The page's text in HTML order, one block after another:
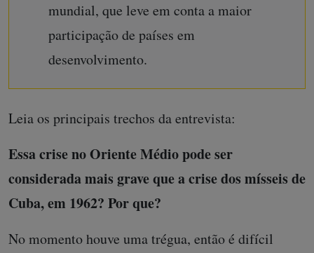
mundial, que leve em conta a maior
participação de países em
desenvolvimento.
Leia os principais trechos da entrevista:
Essa crise no Oriente Médio pode ser
considerada mais grave que a crise dos mísseis de
Cuba, em 1962? Por que?
No momento houve uma trégua, então é difícil